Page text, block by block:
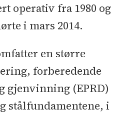
operativ fra 1980 og
i mars 2014.
en større
forberedende
gjenvinning (EPRD)
stålfundamentene, i